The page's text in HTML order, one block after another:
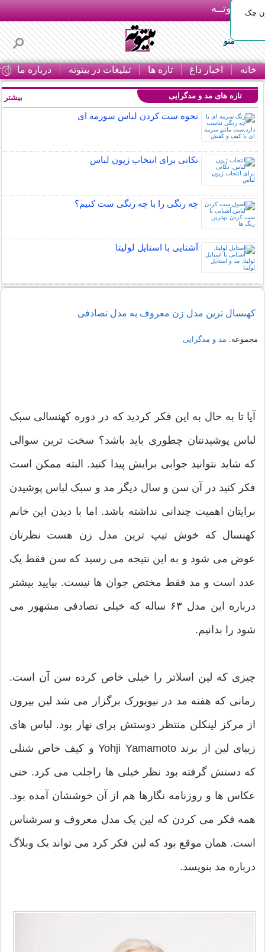
بـیتوتــه
منو
خانه اخبار داغ تازه ها تبلیغات در بیتوته درباره ما
چک
تازه های مد و مدگرایی
نحوه ست کردن لباس سورمه ای
نکاتی برای انتخاب ژپون لباس
چه رنگی را با چه رنگی ست کنیم؟
آشنایی با استایل لولیتا
بیشتر
کهنسال ترین مدل زن معروف به مدل تصادفی
مجموعه: مد و مدگرایی
آیا تا به حال به این فکر کردید که در دوره کهنسالی سبک
لباس پوشیدنتان چطوری باید باشد؟ سخت ترین سوالی
که شاید نتوانید جوابی برایش پیدا کنید. البته ممکن است
فکر کنید در آن سن و سال دیگر مد و سبک لباس پوشیدن
برایتان اهمیت چندانی نداشته باشد. اما با دیدن این خانم
کهنسال که خوش تیپ ترین مدل زن هست نظرتان
عوض می شود و به این نتیجه می رسید که سن فقط یک
عدد است و مد فقط مختص جوان ها نیست. بیایید بیشتر
درباره این مدل ۶۳ ساله که خیلی تصادفی مشهور می
شود را بدانیم.
چیزی که لین اسلاتر را خیلی خاص کرده سن آن است.
زمانی که هفته مد در نیویورک برگزار می شد لین بیرون
از مرکز لینکلن منتظر دوستش برای نهار بود. لباس های
زیبای لین از برند Yohji Yamamoto و کیف خاص شنلی
که دستش گرفته بود نظر خیلی ها راجلب می کرد. حتی
عکاس ها و روزنامه نگارها هم از آن خوششان آمده بود.
همه فکر می کردن که لین یک مدل معروف و سرشناس
است. همان موقع بود که لین فکر کرد می تواند یک وبلاگ
درباره مد بنویسد.